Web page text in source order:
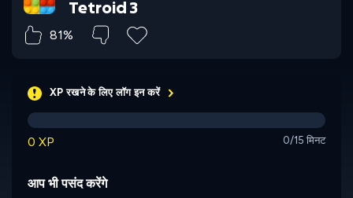
Tetroid 3
81%
XP रखने के लिए लॉग इन करें
0 XP 0/15 मिनट
आप भी पसंद करेंगे